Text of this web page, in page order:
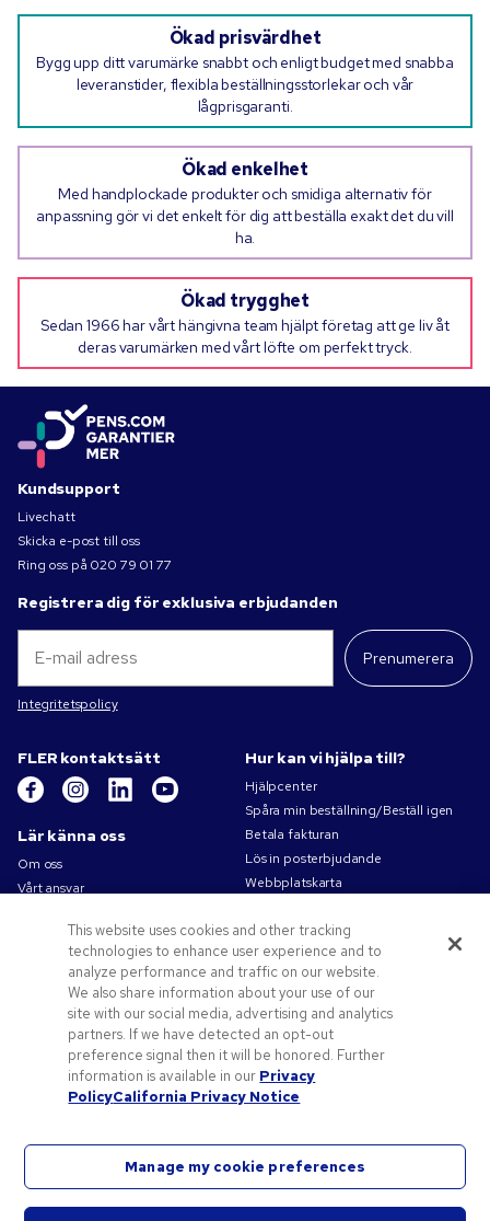
Ökad prisvärdhet
Bygg upp ditt varumärke snabbt och enligt budget med snabba
leveranstider, flexibla beställningsstorlekar och vår
lågprisgaranti.
Ökad enkelhet
Med handplockade produkter och smidiga alternativ för
anpassning gör vi det enkelt för dig att beställa exakt det du vill
ha.
Ökad trygghet
Sedan 1966 har vårt hängivna team hjälpt företag att ge liv åt
deras varumärken med vårt löfte om perfekt tryck.
Kundsupport
Livechatt
Skicka e-post till oss
Ring oss på 020 79 01 77
Registrera dig för exklusiva erbjudanden
Prenumerera
Integritetspolicy
FLER kontaktsätt
Lär känna oss
Om oss
Vårt ansvar
Försäljningsvillkor
Karriärer på Pens.com
Erbjudanden och resurser
Profilprodukter
Kampanjkoder och kuponger
Konstverk tips
Hur kan vi hjälpa till?
Hjälpcenter
Spåra min beställning/Beställ igen
Betala fakturan
Lös in posterbjudande
Webbplatskarta
This website uses cookies and other tracking
technologies to enhance user experience and to
analyze performance and traffic on our website.
We also share information about your use of our
site with our social media, advertising and analytics
partners. If we have detected an opt-out
preference signal then it will be honored. Further
information is available in our Privacy
PolicyCalifornia Privacy Notice
Manage my cookie preferences